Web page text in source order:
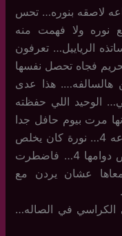
لاصقه بنوره… تحس
نوره ولا فهمت منه
الرياييل… تعرفون
فجاه تحصل نفسها
هالسالفه…. هذا عدى
الوحيد اللي حفظته
مرت بيوم حافل جدا
في اول يوم..وردن البيت تعبانات الساعه 4… نورة كان يخلص
دوامها يوميا 1 ونص… اما فطوم يخلص دوامها 4… فاضطرت
عشان يردن مع
الكراسي في الصاله…